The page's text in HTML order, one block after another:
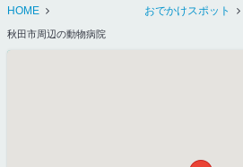
HOME おでかけスポット
秋田市周辺の動物病院